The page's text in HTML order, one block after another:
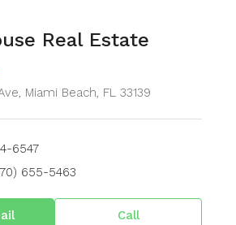
Real Estate
Miami Beach, FL 33139
6547
655-5463
Call